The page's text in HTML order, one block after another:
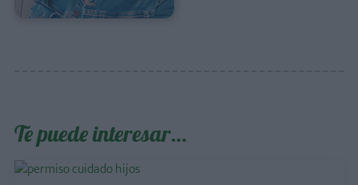
Te puede interesar…